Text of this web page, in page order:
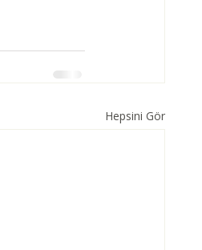
Hepsini Gör